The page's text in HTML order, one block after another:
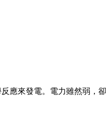
應來發電。電力雖然弱，卻